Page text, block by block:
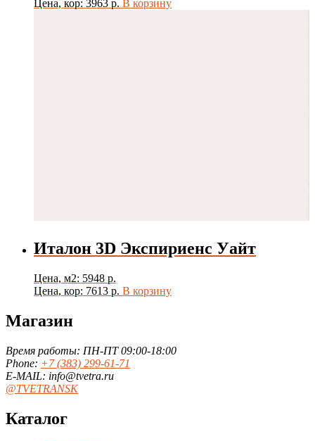
Цена, кор: 3963 р. В корзину
Италон 3D Экспириенс Уайт
Цена, м2: 5948 р.
Цена, кор: 7613 р. В корзину
Магазин
Время работы: ПН-ПТ 09:00-18:00
Phone: +7 (383) 299-61-71
E-MAIL: info@tvetra.ru
@TVETRANSK
Каталог